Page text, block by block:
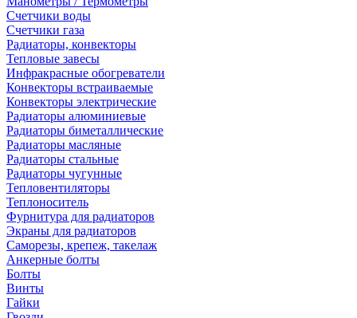
Счетчики воды
Счетчики газа
Радиаторы, конвекторы
Тепловые завесы
Инфракрасные обогреватели
Конвекторы встраиваемые
Конвекторы электрические
Радиаторы алюминиевые
Радиаторы биметаллические
Радиаторы масляные
Радиаторы стальные
Радиаторы чугунные
Тепловентиляторы
Теплоноситель
Фурнитура для радиаторов
Экраны для радиаторов
Саморезы, крепеж, такелаж
Анкерные болты
Болты
Винты
Гайки